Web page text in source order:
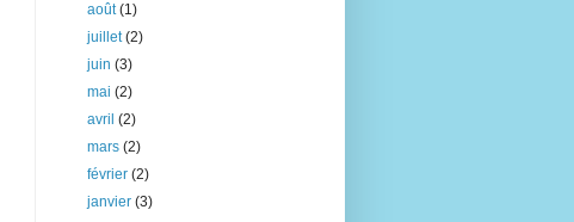
août(1)
juillet(2)
juin(3)
mai(2)
avril(2)
mars(2)
février(2)
janvier(3)